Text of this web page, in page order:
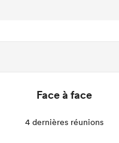
Face à face
4 dernières réunions